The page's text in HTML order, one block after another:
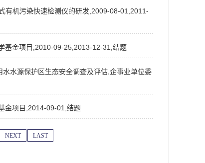
有机污染快速检测仪的研发,2009-08-01,2011-
基金项目,2010-09-25,2013-12-31,结题
水源保护区生态安全调查及评估,企事业单位委
金项目,2014-09-01,结题
NEXT LAST